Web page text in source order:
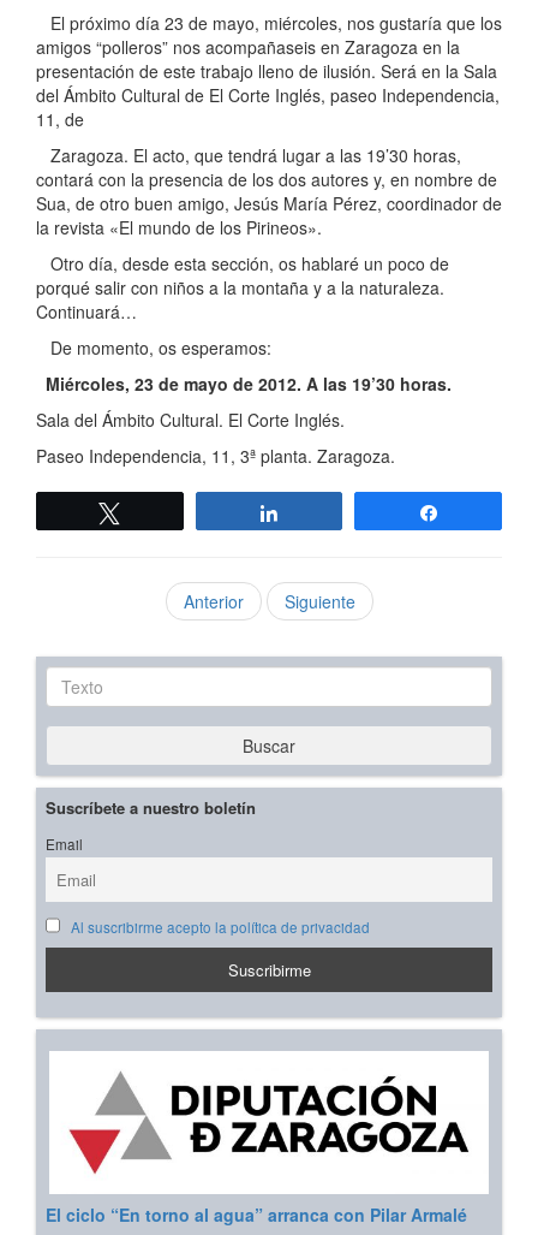
El próximo día 23 de mayo, miércoles, nos gustaría que los
amigos “polleros” nos acompañaseis en Zaragoza en la
presentación de este trabajo lleno de ilusión. Será en la Sala
del Ámbito Cultural de El Corte Inglés, paseo Independencia,
11, de
Zaragoza. El acto, que tendrá lugar a las 19’30 horas,
contará con la presencia de los dos autores y, en nombre de
Sua, de otro buen amigo, Jesús María Pérez, coordinador de
la revista «El mundo de los Pirineos».
Otro día, desde esta sección, os hablaré un poco de
porqué salir con niños a la montaña y a la naturaleza.
Continuará…
De momento, os esperamos:
Miércoles, 23 de mayo de 2012. A las 19’30 horas.
Sala del Ámbito Cultural. El Corte Inglés.
Paseo Independencia, 11, 3ª planta. Zaragoza.
Anterior Siguiente
Texto
Buscar
Suscríbete a nuestro boletín
Email
Al suscribirme acepto la política de privacidad
El ciclo “En torno al agua” arranca con Pilar Armalé